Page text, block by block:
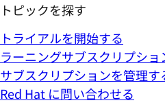
トピックを探す
トライアルを開始する
ラーニングサブスクリプショ
サブスクリプションを管理す
Red Hat に問い合わせる